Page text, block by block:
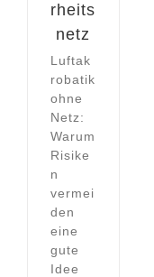
rheits
netz
Luftak
robatik
ohne
Netz:
Warum
Risike
n
vermei
den
eine
gute
Idee